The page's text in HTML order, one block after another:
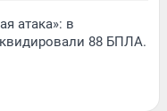
атака»: в
88 БПЛА.